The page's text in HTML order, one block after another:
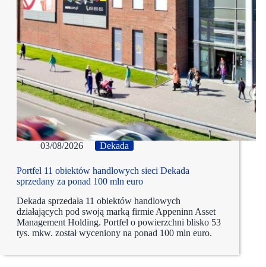
03/08/2026 Dekada
Portfel 11 obiektów handlowych sieci Dekada
sprzedany za ponad 100 mln euro
Dekada sprzedała 11 obiektów handlowych
działających pod swoją marką firmie Appeninn Asset
Management Holding. Portfel o powierzchni blisko 53
tys. mkw. został wyceniony na ponad 100 mln euro.